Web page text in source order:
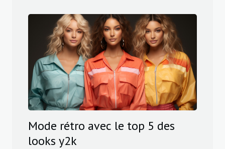
Mode rétro avec le top 5 des
looks y2k